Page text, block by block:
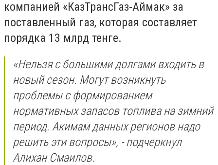
компанией «КазТрансГаз-Аймак» за
поставленный газ, которая составляет
порядка 13 млрд тенге.
«Нельзя с большими долгами входить в
новый сезон. Могут возникнуть
проблемы с формированием
нормативных запасов топлива на зимний
период. Акимам данных регионов надо
решить эти вопросы», - подчеркнул
Алихан Смаилов.